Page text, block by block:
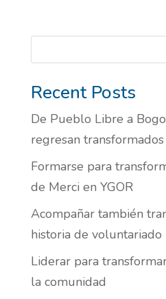
Recent Posts
De Pueblo Libre a
regresan transformados
Formarse para
de Merci en YGOR
Acompañar también
historia de voluntariado
Liderar para
la comunidad